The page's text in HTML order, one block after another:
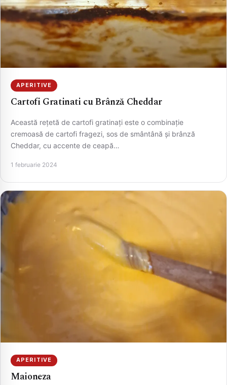
APERITIVE
Cartofi Gratinati cu Brânză Cheddar
Această rețetă de cartofi gratinați este o combinație
cremoasă de cartofi fragezi, sos de smântână și brânză
Cheddar, cu accente de ceapă…
1 februarie 2024
APERITIVE
Maioneza